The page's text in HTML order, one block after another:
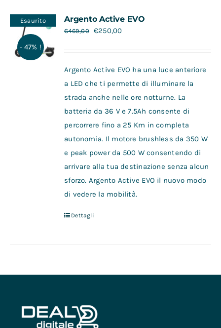
Contatti
Esaurito
- 47% !
Argento Active EVO
€469,00 €250,00
Argento Active EVO ha una luce anteriore
a LED che ti permette di illuminare la
strada anche nelle ore notturne. La
batteria da 36 V e 7.5Ah consente di
percorrere fino a 25 Km in completa
autonomia. Il motore brushless da 350 W
e peak power da 500 W consentendo di
arrivare alla tua destinazione senza alcun
sforzo. Argento Active EVO il nuovo modo
di vedere la mobilità.
Dettagli